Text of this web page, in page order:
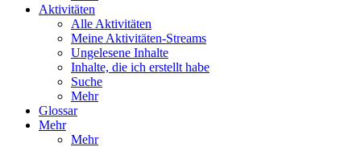
Aktivitäten
Alle Aktivitäten
Meine Aktivitäten-Streams
Ungelesene Inhalte
Inhalte, die ich erstellt habe
Suche
Mehr
Glossar
Mehr
Mehr